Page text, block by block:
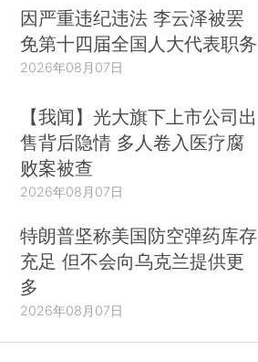
因严重违纪违法 李云泽被罢
免第十四届全国人大代表职务
2026年08月07日
【我闻】光大旗下上市公司出
售背后隐情 多人卷入医疗腐
败案被查
2026年08月07日
特朗普坚称美国防空弹药库存
充足 但不会向乌克兰提供更
多
2026年08月07日